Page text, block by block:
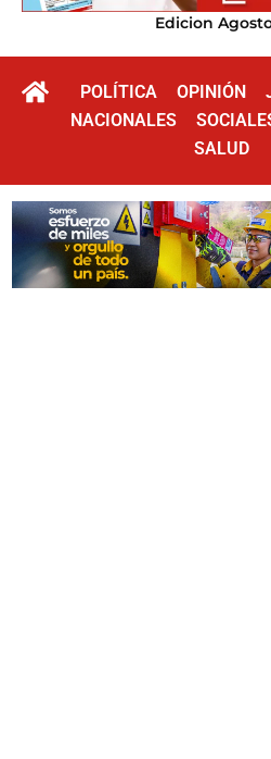
Edicion
POLÍTICA OPINIÓN
NACIONALES
SALUD